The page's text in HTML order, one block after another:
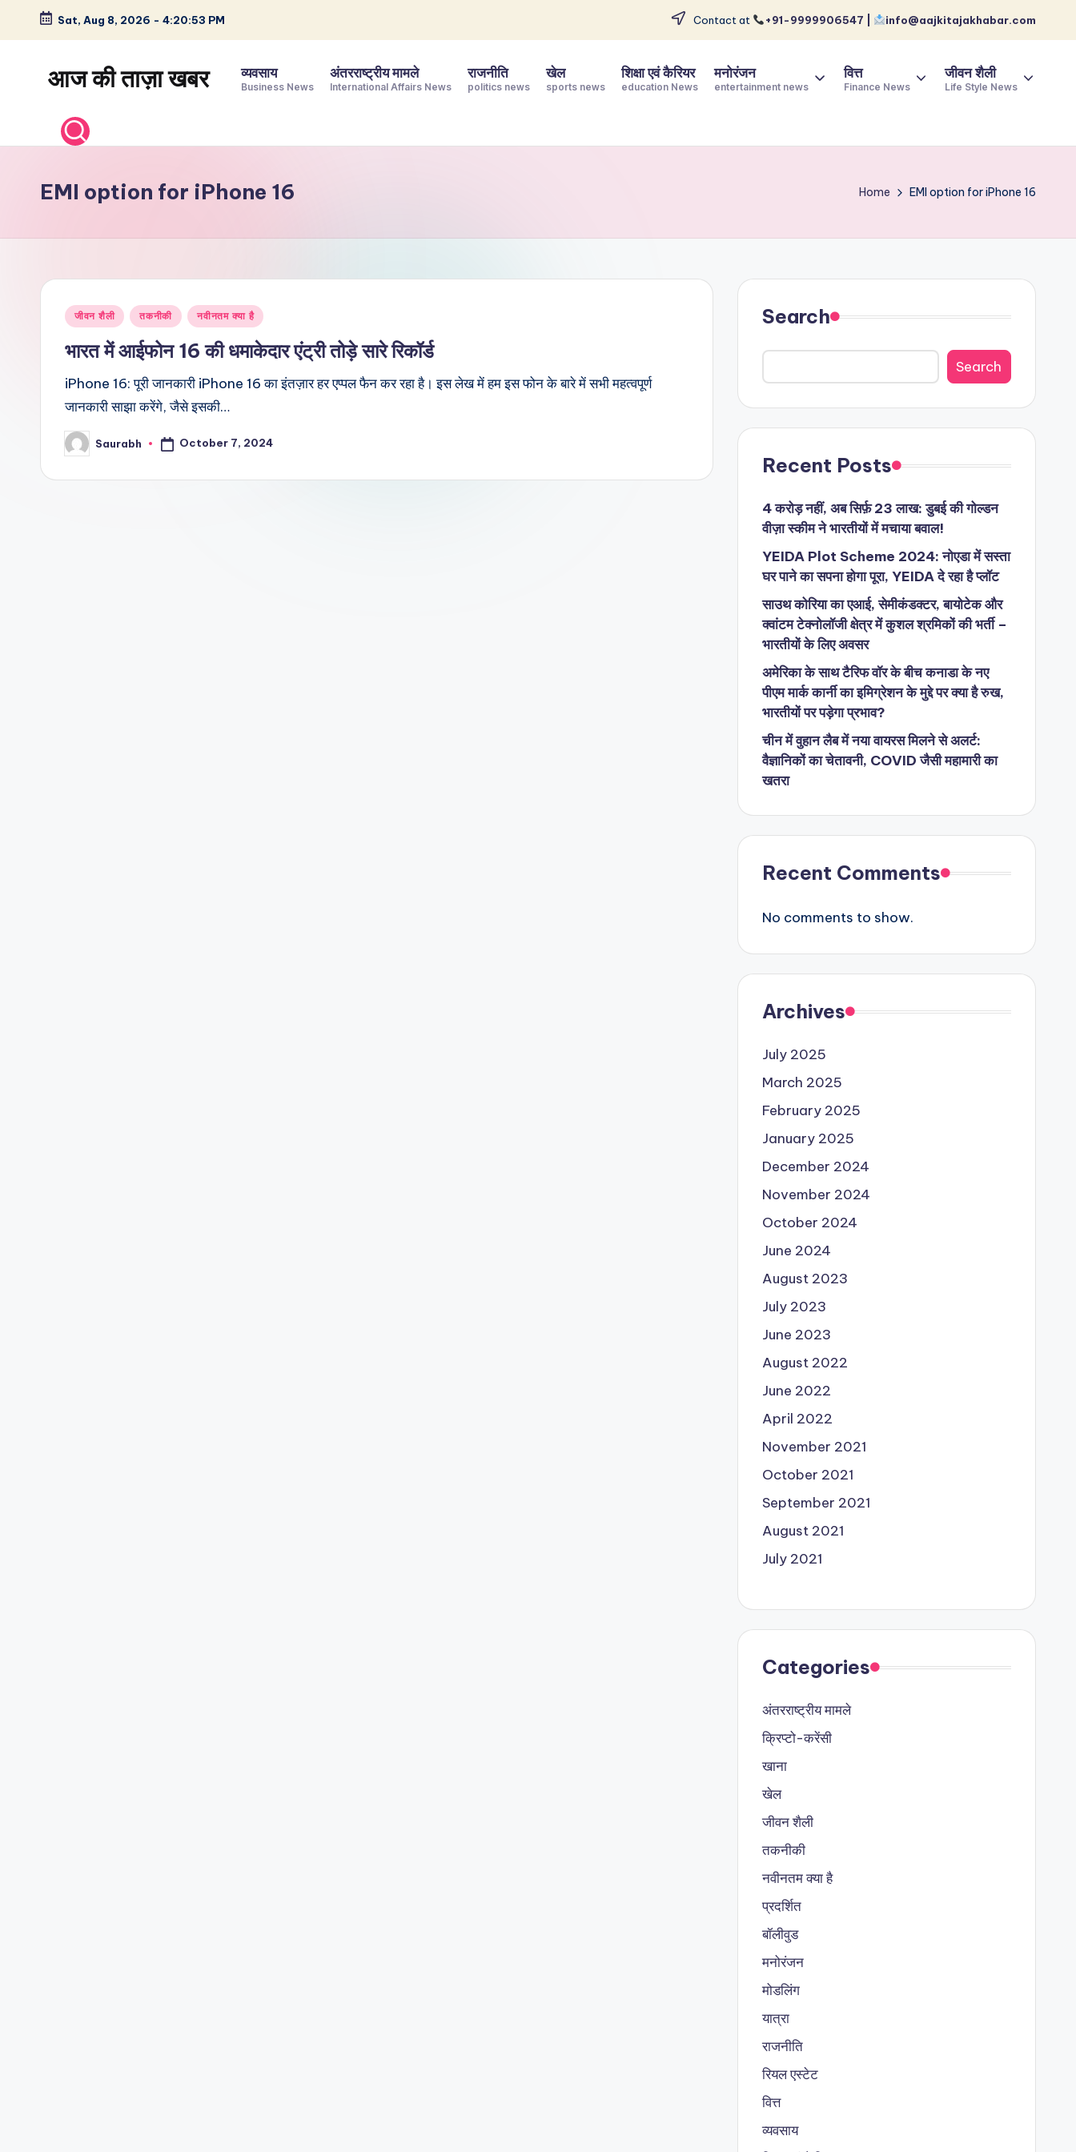
Skip
content
Sat, Aug 8, 2026 - 4:20:54 PM Contact at +91-9999906547 | info@aajkitajakhabar.com
आज की ताज़ा खबर
–
और
विश्व
व्यवसाय
Business News
अंतरराष्ट्रीय मामले
International Affairs News
राजनीति
politics news
खेल
sports news
शिक्षा एवं कैरियर
education News
मनोरंजन
entertainment news
वित्त
Finance News
जीवन शैली
Life Style News
EMI option for iPhone 16 Home EMI option for iPhone 16
Posted
जीवन शैली तकनीकी नवीनतम क्या है
भारत में आईफोन 16 की धमाकेदार एंट्री तोड़े सारे रिकॉर्ड
iPhone 16: पूरी जानकारी iPhone 16 का इंतज़ार हर एप्पल फैन कर रहा है। इस लेख में हम इस फोन के बारे में सभी महत्वपूर्ण
जानकारी साझा करेंगे, जैसे इसकी…
Posted
by
Saurabh October 7, 2024
Search
Search
Recent Posts
4 करोड़ नहीं, अब सिर्फ़ 23 लाख: डुबई की गोल्डन
वीज़ा स्कीम ने भारतीयों में मचाया बवाल!
YEIDA Plot Scheme 2024: नोएडा में सस्ता
घर पाने का सपना होगा पूरा, YEIDA दे रहा है प्लॉट
साउथ कोरिया का एआई, सेमीकंडक्टर, बायोटेक और
क्वांटम टेक्नोलॉजी क्षेत्र में कुशल श्रमिकों की भर्ती –
भारतीयों के लिए अवसर
अमेरिका के साथ टैरिफ वॉर के बीच कनाडा के नए
पीएम मार्क कार्नी का इमिग्रेशन के मुद्दे पर क्या है रुख,
भारतीयों पर पड़ेगा प्रभाव?
चीन में वुहान लैब में नया वायरस मिलने से अलर्ट:
वैज्ञानिकों का चेतावनी, COVID जैसी महामारी का
खतरा
Recent Comments
No comments to show.
Archives
July 2025
March 2025
February 2025
January 2025
December 2024
November 2024
October 2024
June 2024
August 2023
July 2023
June 2023
August 2022
June 2022
April 2022
November 2021
October 2021
September 2021
August 2021
July 2021
Categories
अंतरराष्ट्रीय मामले
क्रिप्टो-करेंसी
खाना
खेल
जीवन शैली
तकनीकी
नवीनतम क्या है
प्रदर्शित
बॉलीवुड
मनोरंजन
मोडलिंग
यात्रा
राजनीति
रियल एस्टेट
वित्त
व्यवसाय